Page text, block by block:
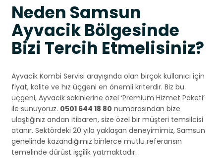
Neden Samsun
Ayvacik Bölgesinde
Bizi Tercih Etmelisiniz?
Ayvacik Kombi Servisi arayışında olan birçok kullanıcı için
fiyat, kalite ve hız üçgeni en önemli kriterdir. Biz bu
üçgeni, Ayvacik sakinlerine özel ‘Premium Hizmet Paketi’
ile sunuyoruz. 0501 644 18 80 numarasından bize
ulaştığınız andan itibaren, size özel bir müşteri temsilcisi
atanır. Sektördeki 20 yıla yaklaşan deneyimimiz, Samsun
genelinde kazandığımız binlerce mutlu referansın
temelinde dürüst işçilik yatmaktadır.